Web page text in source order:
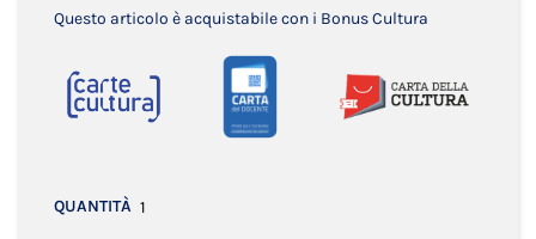
Questo articolo è acquistabile con i Bonus Cultura
QUANTITÀ